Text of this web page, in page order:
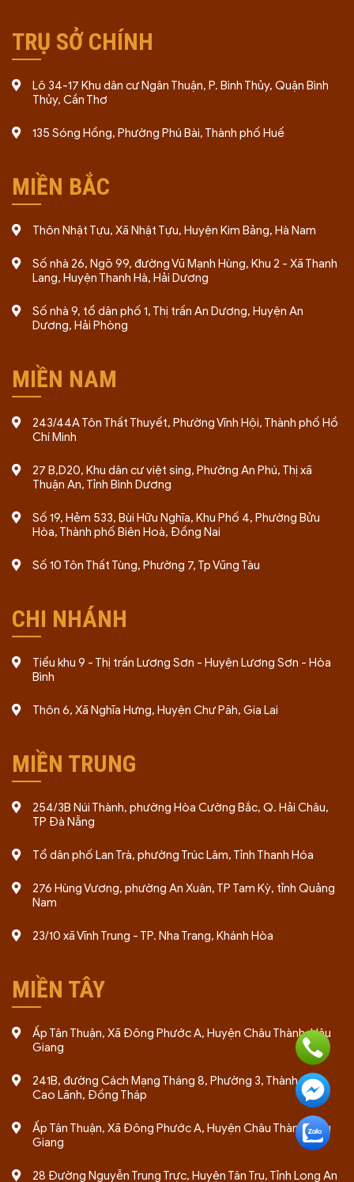
TRỤ SỞ CHÍNH
Lô 34-17 Khu dân cư Ngân Thuận, P. Bình Thủy, Quận Bình
Thủy, Cần Thơ
135 Sóng Hồng, Phường Phú Bài, Thành phố Huế
MIỀN BẮC
Thôn Nhật Tựu, Xã Nhật Tựu, Huyện Kim Bảng, Hà Nam
Số nhà 26, Ngõ 99, đường Vũ Mạnh Hùng, Khu 2 - Xã Thanh
Lang, Huyện Thanh Hà, Hải Dương
Số nhà 9, tổ dân phố 1, Thị trấn An Dương, Huyện An
Dương, Hải Phòng
MIỀN NAM
243/44A Tôn Thất Thuyết, Phường Vĩnh Hội, Thành phố Hồ
Chí Minh
27 B,D20, Khu dân cư việt sing, Phường An Phú, Thị xã
Thuận An, Tỉnh Bình Dương
Số 19, Hẻm 533, Bùi Hữu Nghĩa, Khu Phố 4, Phường Bửu
Hòa, Thành phố Biên Hoà, Đồng Nai
Số 10 Tôn Thất Tùng, Phường 7, Tp Vũng Tàu
CHI NHÁNH
Tiểu khu 9 - Thị trấn Lương Sơn - Huyện Lương Sơn - Hòa
Bình
Thôn 6, Xã Nghĩa Hưng, Huyện Chư Păh, Gia Lai
MIỀN TRUNG
254/3B Núi Thành, phường Hòa Cường Bắc, Q. Hải Châu,
TP Đà Nẵng
Tổ dân phố Lan Trà, phường Trúc Lâm, Tỉnh Thanh Hóa
276 Hùng Vương, phường An Xuân, TP Tam Kỳ, tỉnh Quảng
Nam
23/10 xã Vĩnh Trung - TP. Nha Trang, Khánh Hòa
MIỀN TÂY
Ấp Tân Thuận, Xã Đông Phước A, Huyện Châu Thành, Hậu
Giang
241B, đường Cách Mạng Tháng 8, Phường 3, Thành phố
Cao Lãnh, Đồng Tháp
Ấp Tân Thuận, Xã Đông Phước A, Huyện Châu Thành, Hậu
Giang
28 Đường Nguyễn Trung Trực, Huyện Tân Trụ, Tỉnh Long An